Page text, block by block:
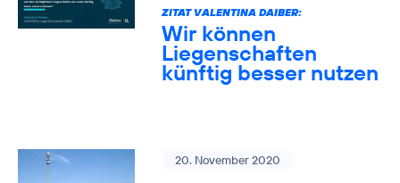
ZITAT VALENTINA DAIBER:
Wir können
Liegenschaften
künftig besser nutzen
20. November 2020